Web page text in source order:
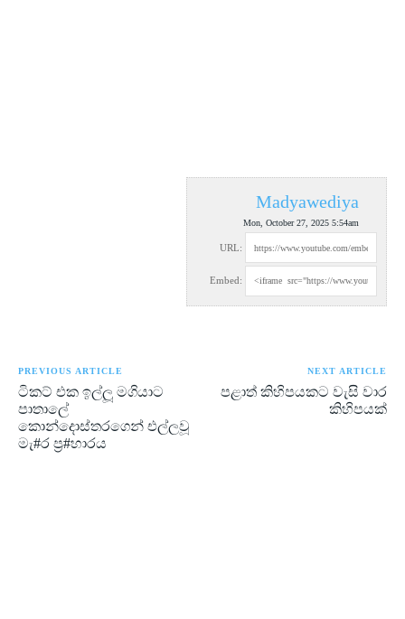
Madyawediya
Mon, October 27, 2025 5:54am
URL:
Embed:
PREVIOUS ARTICLE
ටිකට් එක ඉල්ලූ මගියාට
පාතාලේ
කොන්දොස්තරගෙන් එල්ලවූ
මැ#ර ප්‍ර#හාරය
NEXT ARTICLE
පළාත් කිහිපයකට වැසි වාර
කිහිපයක්